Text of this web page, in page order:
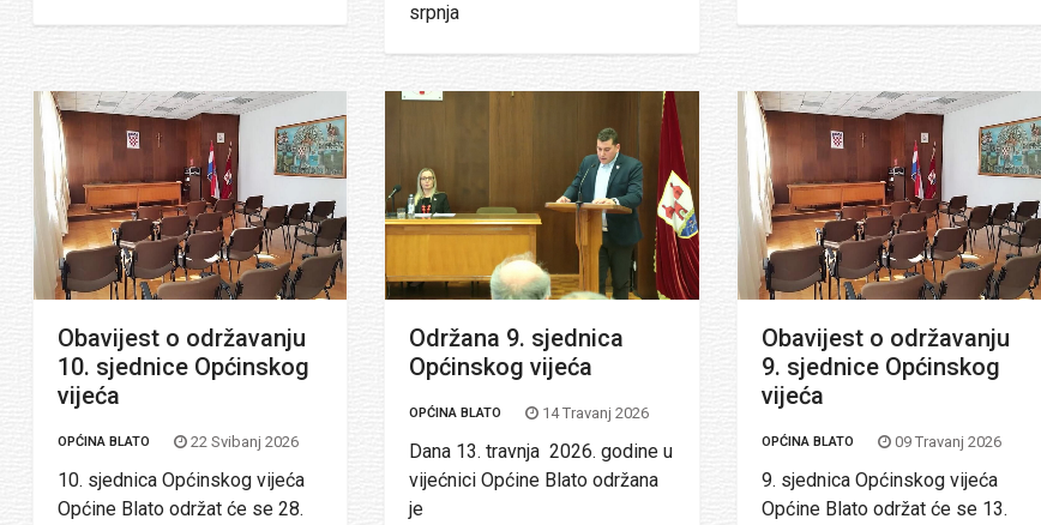
srpnja
Obavijest o održavanju
10. sjednice Općinskog
vijeća
OPĆINA BLATO 22 Svibanj 2026
10. sjednica Općinskog vijeća
Općine Blato održat će se 28.
Održana 9. sjednica
Općinskog vijeća
OPĆINA BLATO 14 Travanj 2026
Dana 13. travnja 2026. godine u
vijećnici Općine Blato održana
je
Obavijest o održavanju
9. sjednice Općinskog
vijeća
OPĆINA BLATO 09 Travanj 2026
9. sjednica Općinskog vijeća
Općine Blato održat će se 13.